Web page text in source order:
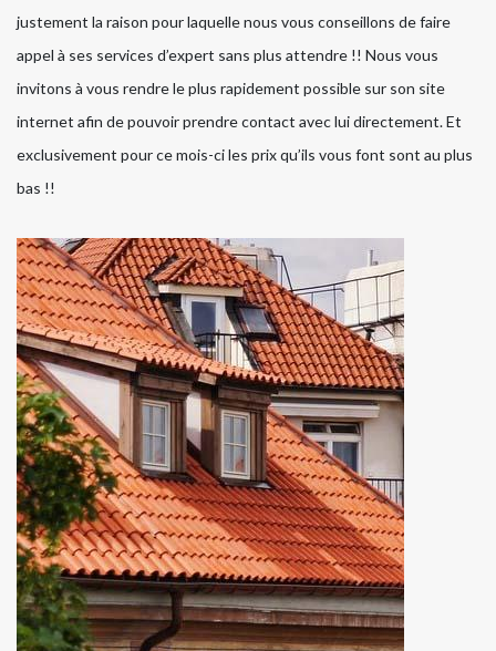
justement la raison pour laquelle nous vous conseillons de faire
appel à ses services d’expert sans plus attendre !! Nous vous
invitons à vous rendre le plus rapidement possible sur son site
internet afin de pouvoir prendre contact avec lui directement. Et
exclusivement pour ce mois-ci les prix qu’ils vous font sont au plus
bas !!